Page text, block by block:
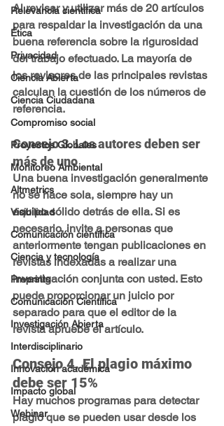
Relevancia científica
Ética
Privacidad
Ciencia Abierta
Ciencia Ciudadana
Compromiso social
Proyectos Globales
Monitoreo Ambiental
Altmetrics
Visibilidad
Comunicación científica
Ciencia y tecnología
Preprints
Comunicación Científica
Investigación Abierta
Interdisciplinario
Innovación académica
Impacto global
Webinar
Al revisar y utilizar más de 20 artículos
para respaldar la investigación da una
buena referencia sobre la rigurosidad
del trabajo efectuado. La mayoría de
los revisores de las principales revistas
calculan la cuestión de los números de
referencia.
Consejo 3. Los autores deben ser
más de uno
Una buena investigación generalmente
no se hace sola, siempre hay un
equipo sólido detrás de ella. Si es
necesario, invite a personas que
anteriormente tengan publicaciones en
revistas indexadas a realizar una
investigación conjunta con usted. Esto
puede proporcionar un juicio por
separado para que el editor de la
revista apruebe el artículo.
Consejo 4. El plagio máximo
debe ser 15%
Hay muchos programas para detectar
plagio que se pueden usar desde los